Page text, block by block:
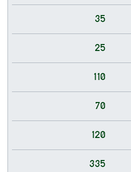
35
25
110
70
120
335